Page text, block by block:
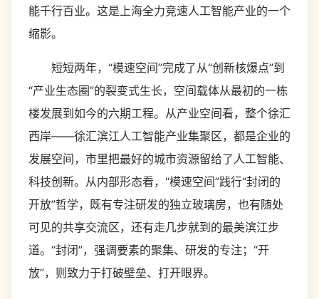
能千行百业。这是上海全力竞速人工智能产业的一个
缩影。
短短两年，“模速空间”完成了从“创新核爆点”到
“产业生态圈”的裂变式生长，空间载体从最初的一栋
楼发展到如今的六期工程。从产业空间看，整个徐汇
西岸——徐汇滨江人工智能产业集聚区，都是企业的
发展空间，市里把最好的城市资源留给了人工智能、
科技创新。从内部形态看，“模速空间”践行“封闭的
开放”哲学，既有专注研发的独立玻璃房，也有随处
可见的共享交流区，还有走几步就到的最美滨江步
道。“封闭”，强调要素的聚集、研发的专注；“开
放”，则致力于打破壁垒、打开眼界。